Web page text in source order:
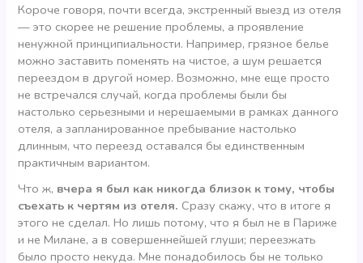
Короче говоря, почти всегда, экстренный выезд из отеля
— это скорее не решение проблемы, а проявление
ненужной принципиальности. Например, грязное белье
можно заставить поменять на чистое, а шум решается
переездом в другой номер. Возможно, мне еще просто
не встречался случай, когда проблемы были бы
настолько серьезными и нерешаемыми в рамках данного
отеля, а запланированное пребывание настолько
длинным, что переезд оставался бы единственным
практичным вариантом.
Что ж, вчера я был как никогда близок к тому, чтобы
съехать к чертям из отеля. Сразу скажу, что в итоге я
этого не сделал. Но лишь потому, что я был не в Париже
и не Милане, а в совершеннейшей глуши; переезжать
было просто некуда. Мне понадобилось бы не только